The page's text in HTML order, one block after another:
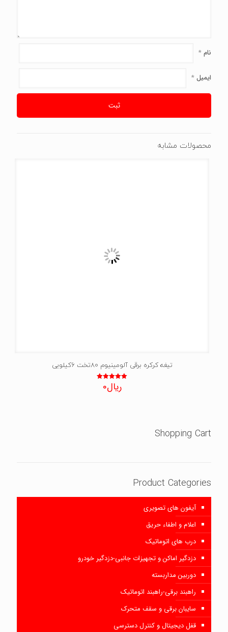
نام*
ایمیل*
محصولات مشابه
تیغه کرکره برقی آلومینیوم 80تخت 6کیلویی
نمره
5.00
ریال0
Shopping Cart
Product Categories
آیفون های تصویری
اعلام و اطفاء حریق
درب های اتوماتیک
دزدگیر اماکن و تجهیزات جانبی-دزدگیر خودرو
دوربین مداربسته
راهبند برقی-راهبند اتوماتیک
سایبان برقی و سقف متحرک
قفل دیجیتال و کنترل دسترسی